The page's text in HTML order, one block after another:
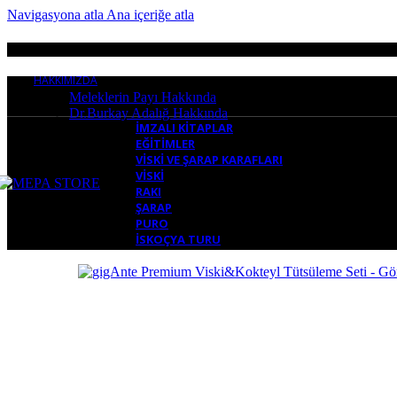
Navigasyona atla Ana içeriğe atla
HAKKIMIZDA
Meleklerin Payı Hakkında
Dr.Burkay Adalığ Hakkında
İMZALI KITAPLAR
EĞITIMLER
VISKI VE ŞARAP KARAFLARI
VISKI
RAKI
ŞARAP
PURO
İSKOÇYA TURU